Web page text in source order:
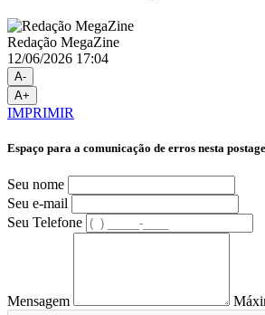
Redação MegaZine
12/06/2026 17:04
A-
A+
IMPRIMIR
Espaço para a comunicação de erros nesta
Seu nome
Seu e-mail
Seu Telefone
Mensagem